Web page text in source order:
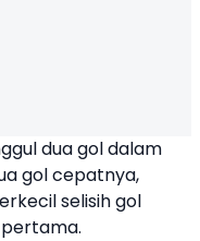
dua gol dalam
gol cepatnya,
selisih gol